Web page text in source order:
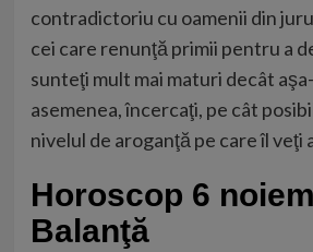
contradictoriu cu oamenii din
cei care renunţă primii pentru a
sunteţi mult mai maturi decât
asemenea, încercaţi, pe cât
nivelul de aroganţă pe care îl veţi
Horoscop 6
Balanţă